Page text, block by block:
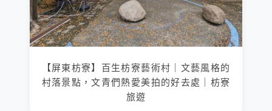
【屏東枋寮】百生枋寮藝術村｜文藝風格的
村落景點，文青們熱愛美拍的好去處｜枋寮
旅遊